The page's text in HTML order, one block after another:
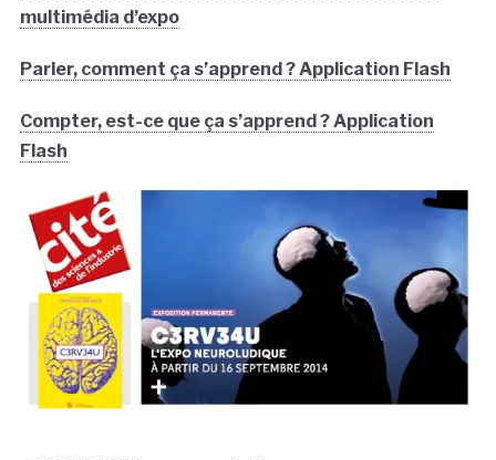
multimédia d’expo
Parler, comment ça s’apprend ? Application Flash
Compter, est-ce que ça s’apprend ? Application
Flash